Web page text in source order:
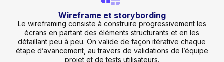
Wireframe et storybording
Le wireframing consiste à construire progressivement les
écrans en partant des éléments structurants et en les
détaillant peu à peu. On valide de façon itérative chaque
étape d’avancement, au travers de validations de l’équipe
projet et de tests utilisateurs.